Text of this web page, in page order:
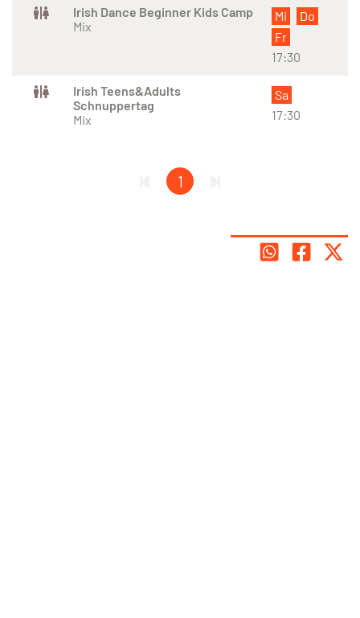
Irish Dance Beginner Kids Camp
Mix
Mi
Do
Fr
17:30
Irish Teens&Adults
Schnuppertag
Mix
Sa
17:30
1